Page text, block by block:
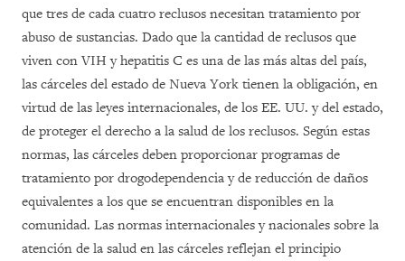
que tres de cada cuatro reclusos necesitan tratamiento por
abuso de sustancias. Dado que la cantidad de reclusos que
viven con VIH y hepatitis C es una de las más altas del país,
las cárceles del estado de Nueva York tienen la obligación, en
virtud de las leyes internacionales, de los EE. UU. y del estado,
de proteger el derecho a la salud de los reclusos. Según estas
normas, las cárceles deben proporcionar programas de
tratamiento por drogodependencia y de reducción de daños
equivalentes a los que se encuentran disponibles en la
comunidad. Las normas internacionales y nacionales sobre la
atención de la salud en las cárceles reflejan el principio